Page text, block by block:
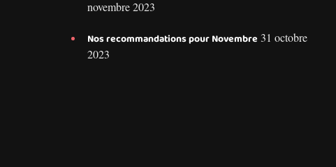
novembre 2023
Nos recommandations pour Novembre 31 octobre
2023